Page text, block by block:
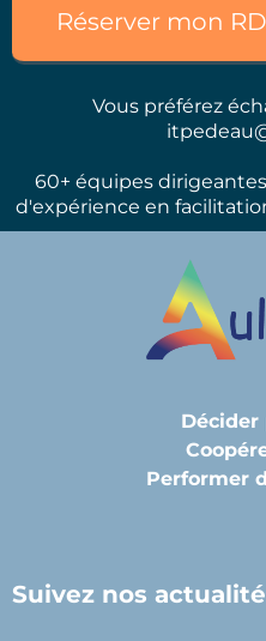
Réserver mon
Vous préférez
60+ équipes dirigeantes
d'expérience en
Décider
Performer
Suivez nos